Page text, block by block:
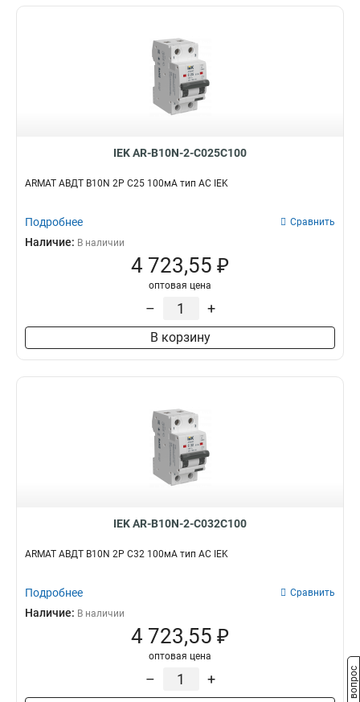
IEK AR-B10N-2-C025C100
ARMAT АВДТ B10N 2P C25 100мА тип AC IEK
Подробнее Сравнить
Наличие: В наличии
4 723,55 ₽
оптовая цена
– +
В корзину
IEK AR-B10N-2-C032C100
ARMAT АВДТ B10N 2P C32 100мА тип AC IEK
Подробнее Сравнить
Наличие: В наличии
4 723,55 ₽
оптовая цена
– +